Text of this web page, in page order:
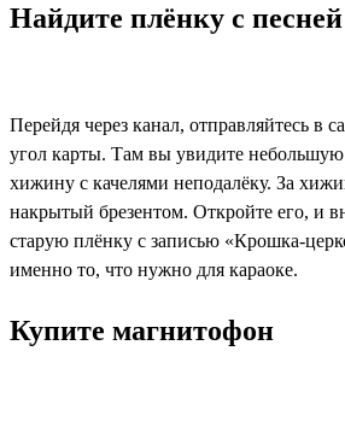
Найдите плёнку с песней
Перейдя через канал, отправляйтесь в
угол карты. Там вы увидите
хижину с качелями неподалёку. За
накрытый брезентом. Откройте его, и
старую плёнку с записью «Крошка-
именно то, что нужно для караоке.
Купите магнитофон